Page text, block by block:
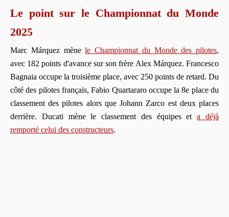
Le point sur le Championnat du Monde
2025
Marc Márquez mènele Championnat du Monde des pilotes,
avec 182 points d'avance sur son frère Alex Márquez. Francesco
Bagnaia occupe la troisième place, avec 250 points de retard. Du
côté des pilotes français, Fabio Quartararo occupe la 8e place du
classement des pilotes alors que Johann Zarco est deux places
derrière. Ducati mène le classement des équipes eta déjà
remporté celui des constructeurs.